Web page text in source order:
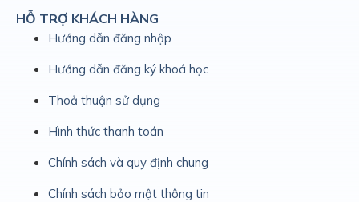
HỖ TRỢ KHÁCH HÀNG
Hướng dẫn đăng nhập
Hướng dẫn đăng ký khoá học
Thoả thuận sử dụng
Hình thức thanh toán
Chính sách và quy định chung
Chính sách bảo mật thông tin